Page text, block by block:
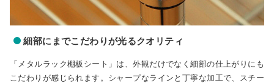
細部にまでこだわりが光るクオリティ
「メタルラック棚板シート」は、外観だけでなく細部の仕上がりにも
こだわりが感じられます。シャープなラインと丁寧な加工で、スチー